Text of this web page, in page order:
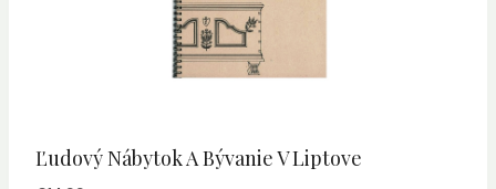
Ľudový Nábytok A Bývanie V Liptove